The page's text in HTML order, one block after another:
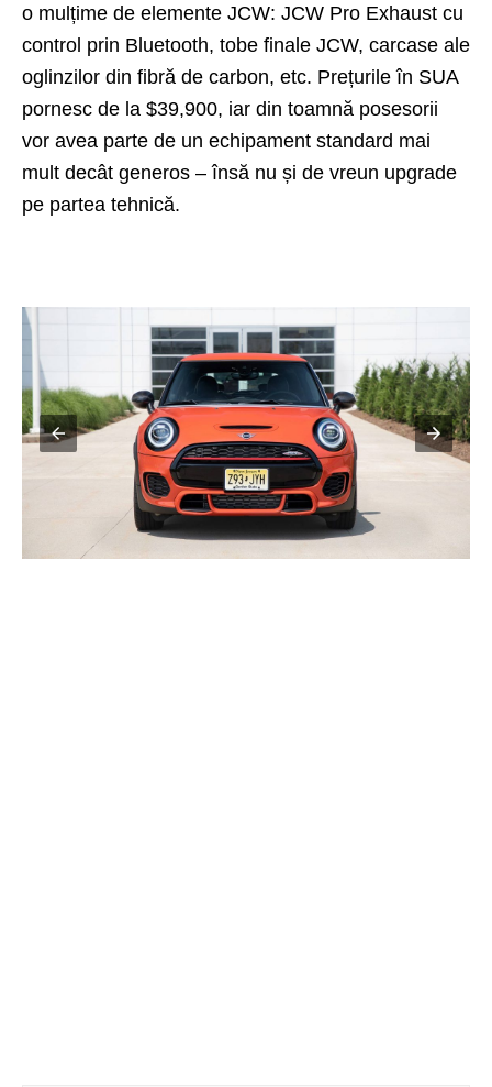
o mulțime de elemente JCW: JCW Pro Exhaust cu
control prin Bluetooth, tobe finale JCW, carcase ale
oglinzilor din fibră de carbon, etc. Prețurile în SUA
pornesc de la $39,900, iar din toamnă posesorii
vor avea parte de un echipament standard mai
mult decât generos – însă nu și de vreun upgrade
pe partea tehnică.